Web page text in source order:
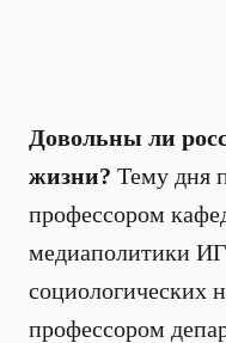
Довольны ли
жизни? Тему дня
профессором
медиаполитики
социологических
профессором